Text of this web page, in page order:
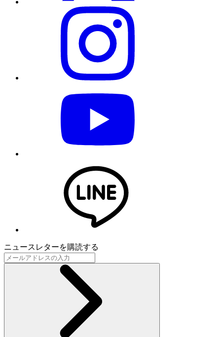
ニュースレターを購読する